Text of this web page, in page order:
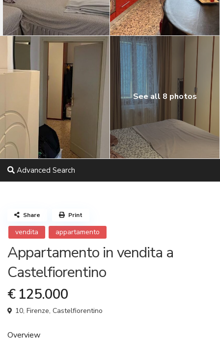
See all 8 photos
Advanced Search
vendita appartamento
Appartamento in vendita a
Castelfiorentino
€ 125.000
10, Firenze, Castelfiorentino
Share Print
Overview